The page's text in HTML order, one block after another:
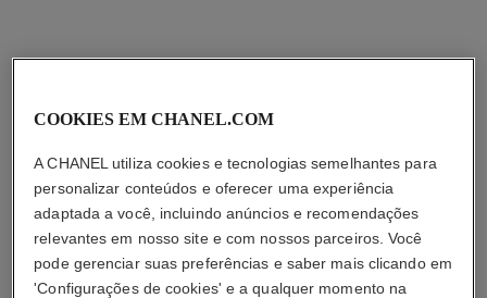
COOKIES EM CHANEL.COM
A CHANEL utiliza cookies e tecnologias semelhantes para
personalizar conteúdos e oferecer uma experiência
adaptada a você, incluindo anúncios e recomendações
relevantes em nosso site e com nossos parceiros. Você
pode gerenciar suas preferências e saber mais clicando em
'Configurações de cookies' e a qualquer momento na